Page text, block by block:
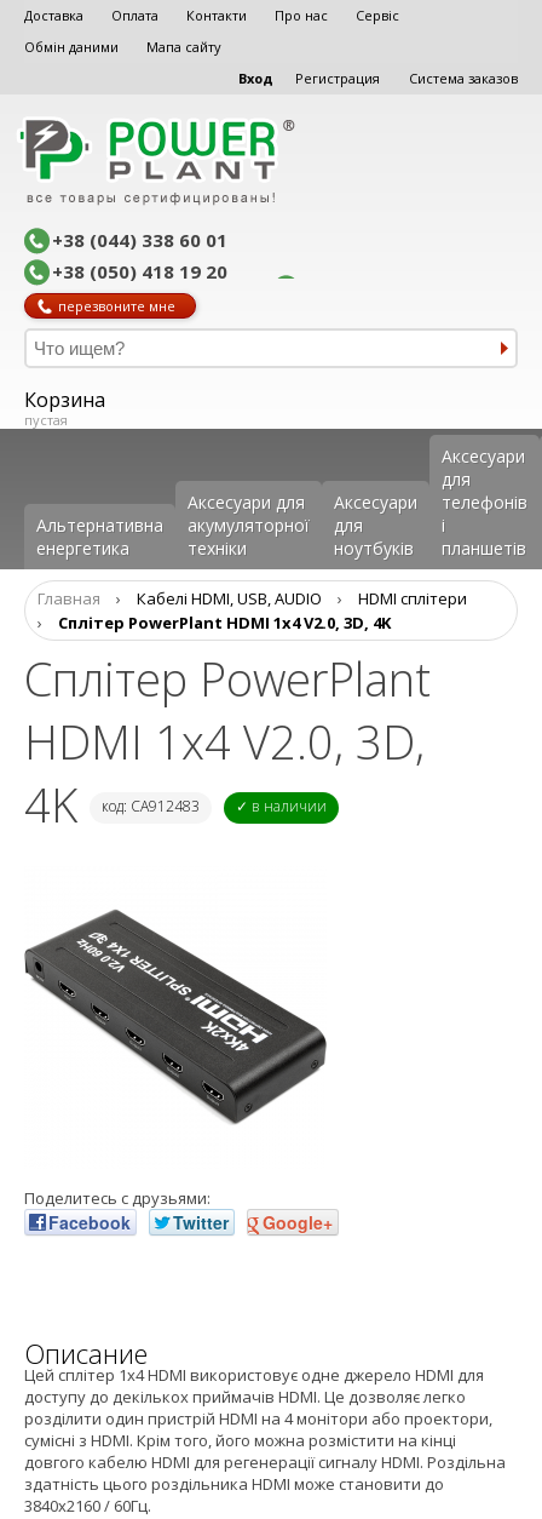
Доставка Оплата Контакти Про нас
Сервіс
Обмін даними
Мапа сайту
Вход
Регистрация Система заказов
+38 (044) 338 60 01
+38 (050) 418 19 20
перезвоните мне
Корзина
пустая
Альтернативна
енергетика
Аксесуари для
акумуляторної
техніки
Аксесуари
для
ноутбуків
Аксеcуари
для
телефонів
і
планшетів
Главная › Кабелі HDMI, USB, AUDIO ›
HDMI сплітери
›
Сплітер PowerPlant HDMI 1x4 V2.0, 3D, 4K
Сплітер PowerPlant
HDMI 1x4 V2.0, 3D,
4K
код: CA912483 ✓ в наличии
Поделитесь с друзьями:
Facebook Twitter Google+
Описание
Цей сплітер 1x4 HDMI використовує одне джерело HDMI для
доступу до декількох приймачів HDMI. Це дозволяє легко
розділити один пристрій HDMI на 4 монітори або проектори,
сумісні з HDMI. Крім того, його можна розмістити на кінці
довгого кабелю HDMI для регенерації сигналу HDMI. Роздільна
здатність цього роздільника HDMI може становити до
3840x2160 / 60Гц.